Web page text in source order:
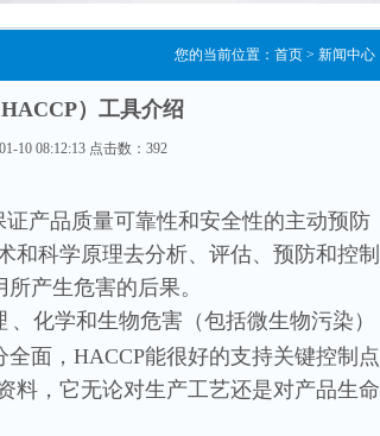
您的当前位置： 首页 > 新闻中心
）工具介绍
10 08:12:13 点击数： 392
产品质量可靠性和安全性的主动预防
和科学原理去分析、评估、预防和控制
产生危害的后果。
、化学和生物危害（包括微生物污染）
面， HACCP能很好的支持关键控制点
料，它无论对生产工艺还是对产品生命